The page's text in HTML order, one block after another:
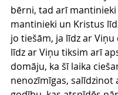
bērni, tad arī mantinieki
mantinieki un Kristus
jo tiešām, ja līdz ar Viņu
līdz ar Viņu tiksim arī
domāju, ka šī laika
nenozīmīgas, salīdzinot